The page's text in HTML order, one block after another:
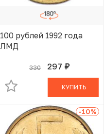
100 рублей 1992 года
ЛМД
330 297 руб.
В КОРЗИНЕ
КУПИТЬ
-10%